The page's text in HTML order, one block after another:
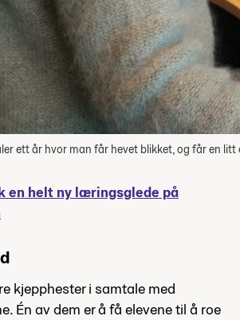
ett år hvor man får hevet blikket, og får en
en helt ny læringsglede på
kjepphester i samtale med
Én av dem er å få elevene til å roe